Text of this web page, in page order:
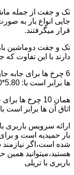
تک و جفت از جمله
جایی انواع بار به
قرار میگرفتند.
تک و جفت دوماشین
دارند با این تفاوت که جفت 5 تن بیشتر از تک بار
ها برابر است با: 5.80*2.20 متر
اتاق آن ها برابر است با: 6.80*2.25
ارائه سرویس
بار حمیدیه است و
شده است،اگر
هستید،میتوانید همین
باربری با تریلی